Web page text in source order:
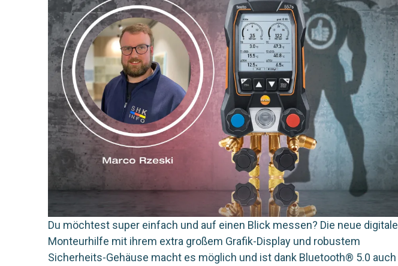
Du möchtest super einfach und auf einen Blick messen? Die neue digitale
Monteurhilfe mit ihrem extra großem Grafik-­Display und robustem
Sicherheits-Gehäuse macht es möglich und ist dank Bluetooth® 5.0 auch